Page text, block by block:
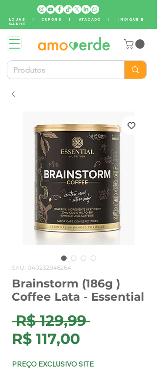
LOJAS | CUPONS |ATACADO | INDIQUE E
GANHE
SKU: 040232946264
Brainstorm (186g )
Coffee Lata - Essential
R$ 129,99 Preço
R$ 117,00Preço
PREÇO EXCLUSIVO SITE